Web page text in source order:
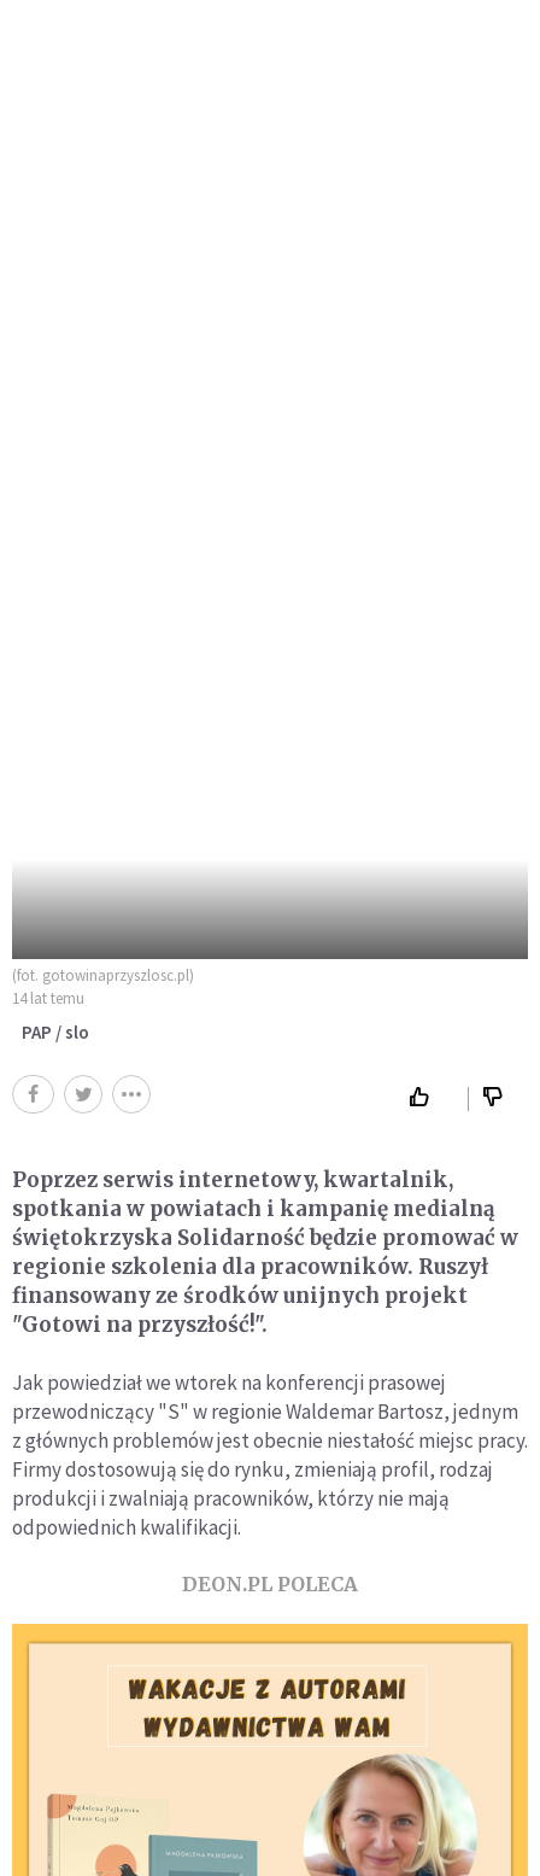
(fot. gotowinaprzyszlosc.pl)
14 lat temu
PAP / slo
Poprzez serwis internetowy, kwartalnik,
spotkania w powiatach i kampanię medialną
świętokrzyska Solidarność będzie promować w
regionie szkolenia dla pracowników. Ruszył
finansowany ze środków unijnych projekt
"Gotowi na przyszłość!".
Jak powiedział we wtorek na konferencji prasowej
przewodniczący "S" w regionie Waldemar Bartosz, jednym
z głównych problemów jest obecnie niestałość miejsc pracy.
Firmy dostosowują się do rynku, zmieniają profil, rodzaj
produkcji i zwalniają pracowników, którzy nie mają
odpowiednich kwalifikacji.
DEON.PL POLECA